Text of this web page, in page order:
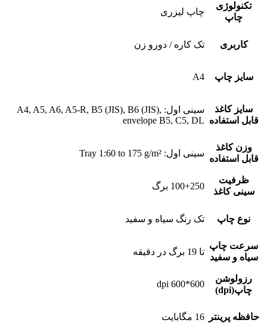
تکنولوژی
چاپ
چاپ لیزری
کاربری تک کاره / دورو زن
سایز چاپ A4
سایز کاغذ
قابل استفاده
سینی اول: A4, A5, A6, A5-R, B5 (JIS), B6 (JIS),
envelope B5, C5, DL
وزن کاغذ
قابل استفاده
سینی اول: Tray 1:60 to 175 g/m²
ظرفیت
سینی کاغذ
100+250 برگ
نوع چاپ تک رنگ سیاه و سفید
سرعت چاپ
سیاه و سفید
تا 19 برگ در دقیقه
رزولوشن
چاپ(dpi)
600*600 dpi
حافظه پرینتر 16 مگابایت